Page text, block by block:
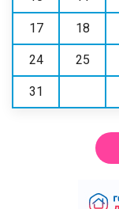
17 18
24 25
31